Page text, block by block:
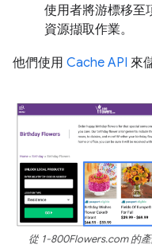
使用者將游標移至
資源擷取作業。
他們使用 Cache API 來
從 1-800Flowers.com 的